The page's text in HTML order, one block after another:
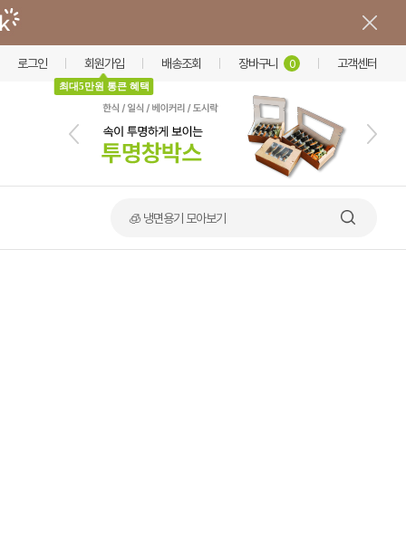
로그인 회원가입
최대5만원 통큰 혜택
배송조회 장바구니 0 고객센터
🧊 냉면용기 모아보기